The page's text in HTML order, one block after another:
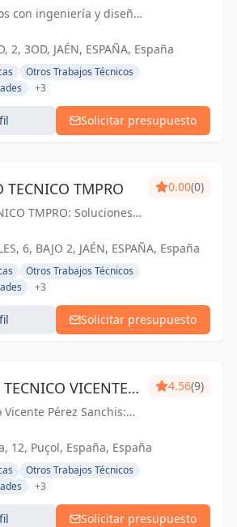
con ingeniería y diseño
2, 3OD, JAÉN, ESPAÑA, España
Otros Trabajos Técnicos
+3
Solicitar presupuesto
TECNICO TMPRO
TMPRO: Soluciones
en Jaén.
0.00(0)
6, BAJO 2, JAÉN, ESPAÑA, España
Otros Trabajos Técnicos
+3
Solicitar presupuesto
VICENTE
Pérez Sanchis:
en realidad.
4.56(9)
12, Puçol, España, España
Otros Trabajos Técnicos
+3
Solicitar presupuesto